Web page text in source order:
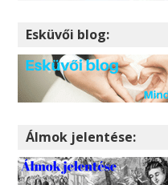
Esküvői blog:
Álmok jelentése: